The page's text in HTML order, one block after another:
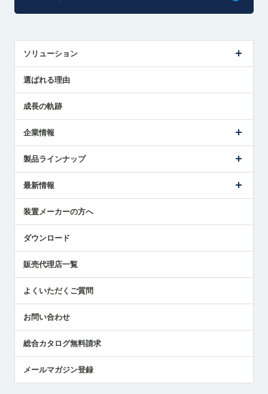
ソリューション
解決策提案
選ばれる理由
成長の軌跡
企業情報
ごあいさつ
受賞履歴
採用情報
国/地域/言語
製品ラインナップ
ツールセッタ製品
エアマイクロセンサ製品
最新情報
メトロールの技術
社員ブログ
中小企業のBCP地震対策
センサのテクニカルガイド
社長ブログ
装置メーカーの方へ
ダウンロード
販売代理店一覧
よくいただくご質問
お問い合わせ
総合カタログ無料請求
メールマガジン登録